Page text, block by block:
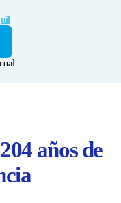
años de